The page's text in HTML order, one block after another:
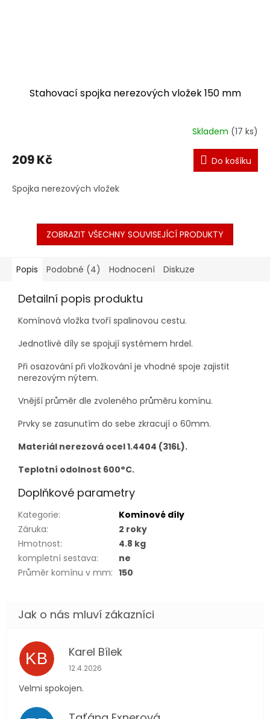
Stahovací spojka nerezových vložek 150 mm
Skladem (17 ks)
209 Kč Do košíku
Spojka nerezových vložek
ZOBRAZIT VŠECHNY SOUVISEJÍCÍ PRODUKTY
Popis Podobné (4) Hodnocení Diskuze
Detailní popis produktu
Komínová vložka tvoří spalinovou cestu.
Jednotlivé díly se spojují systémem hrdel.
Při osazování při vložkování je vhodné spoje zajistit
nerezovým nýtem.
Vnější průměr dle zvoleného průměru komínu.
Prvky se zasunutím do sebe zkracují o 60mm.
Materiál nerezová ocel 1.4404 (316L).
Teplotní odolnost 600°C.
Doplňkové parametry
Kategorie:
Komínové díly
Záruka:
2 roky
Hmotnost:
4.8 kg
kompletní sestava:
ne
Průměr komínu v mm: 150
KB Karel Bílek
Hodnocení obchodu je 5 z 5 hvězdiček.
12.4.2026
Velmi spokojen.